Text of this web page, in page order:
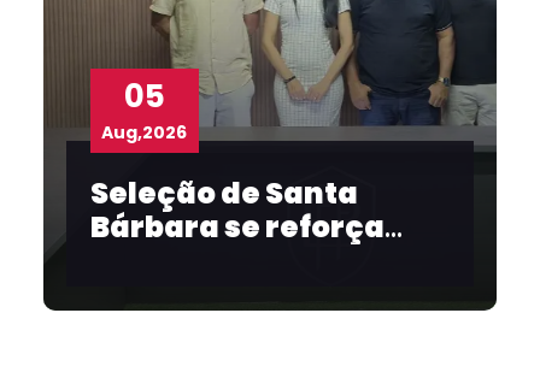
05
Aug,2026
Seleção de Santa
Bárbara se reforça